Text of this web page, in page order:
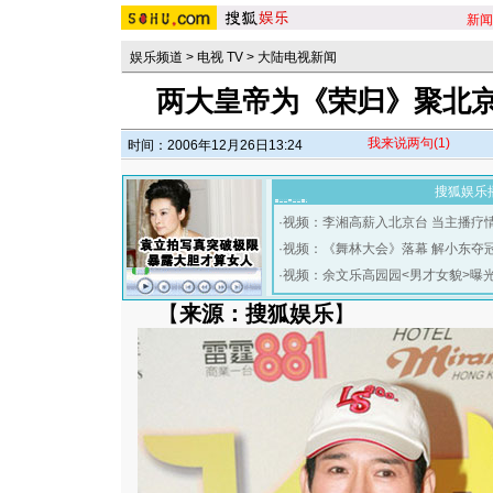
新闻
娱乐频道 > 电视 TV > 大陆电视新闻
两大皇帝为《荣归》聚北
时间：2006年12月26日13:24 我来说两句(1)
搜狐娱乐
·视频：李湘高薪入北京台 当主播疗
·视频：《舞林大会》落幕 解小东夺
·视频：余文乐高园园<男才女貌>曝
【来源：搜狐娱乐】